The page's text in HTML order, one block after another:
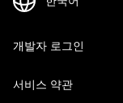
개발자 로그인
서비스 약관